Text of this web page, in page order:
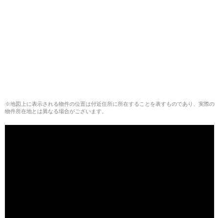
※地図上に表示される物件の位置は付近住所に所在することを表すものであり、実際の
物件所在地とは異なる場合がございます。